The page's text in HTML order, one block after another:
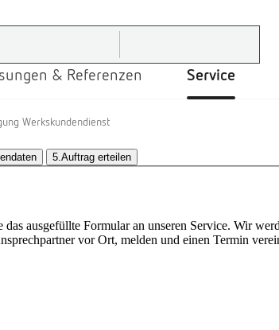
& Referenzen Service
Werkskundendienst